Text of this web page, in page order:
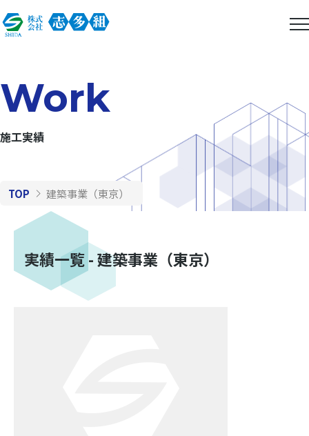
Work
施工実績
TOP 建築事業（東京）
実績一覧 - 建築事業（東京）